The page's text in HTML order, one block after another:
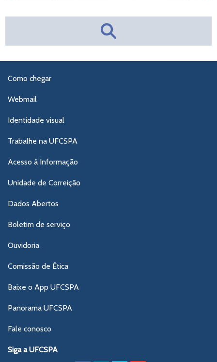
Como chegar
Webmail
Identidade visual
Trabalhe na UFCSPA
Acesso à Informação
Unidade de Correição
Dados Abertos
Boletim de serviço
Ouvidoria
Comissão de Ética
Baixe o App UFCSPA
Panorama UFCSPA
Fale conosco
Siga a UFCSPA